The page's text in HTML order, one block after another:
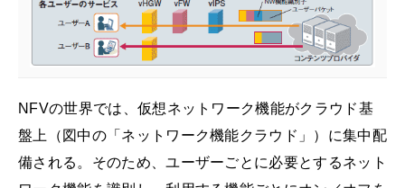
NFVの世界では、仮想ネットワーク機能がクラウド基
盤上（図中の「ネットワーク機能クラウド」）に集中配
備される。そのため、ユーザーごとに必要とするネット